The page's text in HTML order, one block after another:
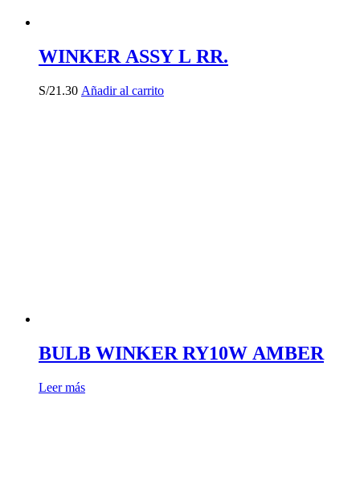
WINKER ASSY L RR.
S/21.30 Añadir al carrito
BULB WINKER RY10W AMBER
Leer más